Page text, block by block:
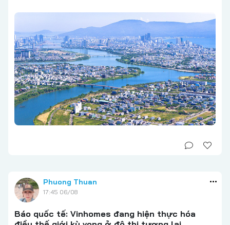
Phuong Thuan
17:45 06/08
Báo quốc tế: Vinhomes đang hiện thực hóa